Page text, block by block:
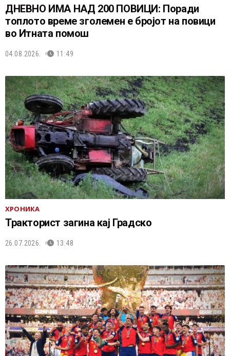
ДНЕВНО ИМА НАД 200 ПОВИЦИ: Поради
топлото време зголемен е бројот на повици
во Итната помош
04.08.2026. 11:49
ХРОНИКА
Тракторист загина кај Градско
26.07.2026. 13:48